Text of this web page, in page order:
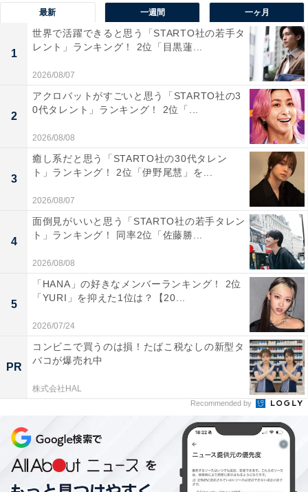
1位：平野紫耀
A post shared by 平野紫耀/Sho Hirano (@sho_h_desyo)
最新 一週間 一ヶ月
1
世界で活躍できると思う「STARTO社の若手タ
レント」ランキング！ 2位「目黒蓮...
2026/08/07
2
アクロバットがすごいと思う「STARTO社の3
0代タレント」ランキング！ 2位「...
2026/08/08
3
癒し系だと思う「STARTO社の30代タレン
ト」ランキング！ 2位「伊野尾慧」を...
2026/08/07
4
面倒見がいいと思う「STARTO社の若手タレン
ト」ランキング！ 同率2位「佐藤勝...
2026/08/08
5
「HANA」の好きなメンバーランキング！ 2位
「YURI」を抑えた1位は？【20...
2026/07/24
PR
コンビニで買うのは損！たばこ税なしの新型タ
バコが爆売れ中
株式会社HAL
Recommended by